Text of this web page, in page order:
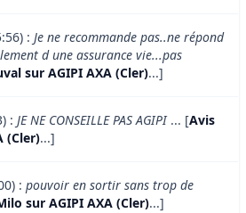
: Je ne recommande pas..ne répond
d une assurance vie...pas
sur AGIPI AXA (Cler)...]
: JE NE CONSEILLE PAS AGIPI... [Avis
(Cler)...]
: pouvoir en sortir sans trop de
sur AGIPI AXA (Cler)...]